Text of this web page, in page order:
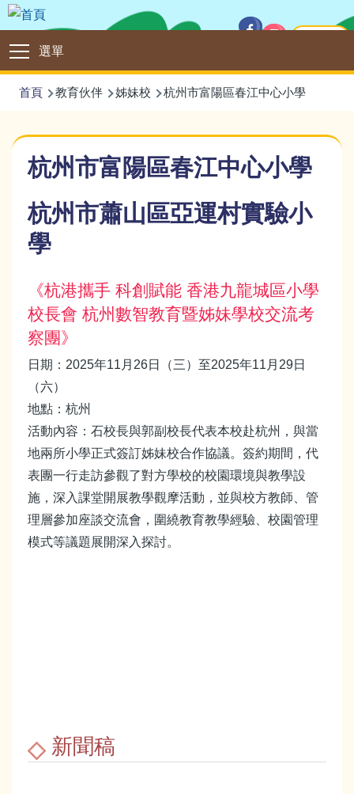
移至主內容
選單
Main
navigation
導
連
結
首頁 教育伙伴 姊妹校 杭州市富陽區春江中心小學
杭州市富陽區春江中心小學
杭州市蕭山區亞運村實驗小
學
《杭港攜手 科創賦能 香港九龍城區小學
校長會 杭州數智教育暨姊妹學校交流考
察團》
日期：2025年11月26日（三）至2025年11月29日
（六）
地點：杭州
活動內容：石校長與郭副校長代表本校赴杭州，與當
地兩所小學正式簽訂姊妹校合作協議。簽約期間，代
表團一行走訪參觀了對方學校的校園環境與教學設
施，深入課堂開展教學觀摩活動，並與校方教師、管
理層參加座談交流會，圍繞教育教學經驗、校園管理
模式等議題展開深入探討。
新聞稿